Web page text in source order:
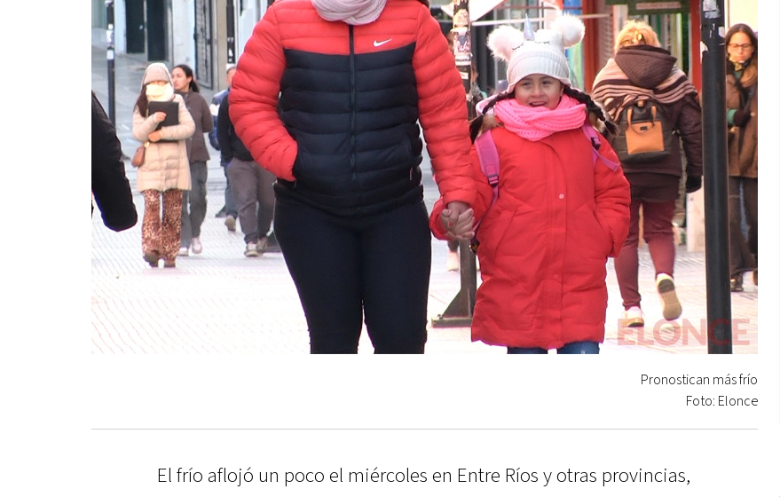
Pronostican más frío
Foto: Elonce
El frío aflojó un poco el miércoles en Entre Ríos y otras provincias,